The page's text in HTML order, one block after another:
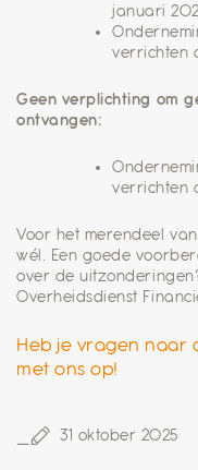
januari
verrichten
Geen verplichting om
ontvangen:
verrichten
Voor het merendeel
wél. Een goede
over de
Overheidsdienst
Heb je vragen naar
met ons op!
31 oktober 2025